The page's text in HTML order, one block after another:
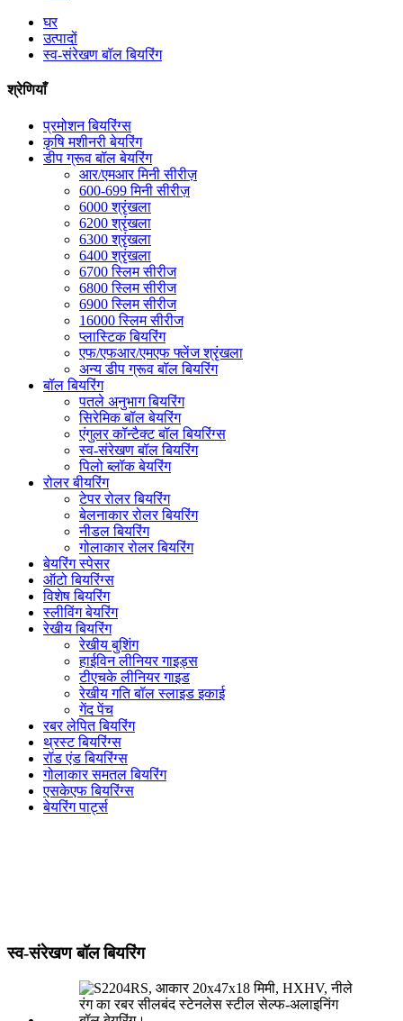
घर
उत्पादों
स्व-संरेखण बॉल बियरिंग
श्रेणियाँ
प्रमोशन बियरिंग्स
कृषि मशीनरी बेयरिंग
डीप ग्रूव बॉल बेयरिंग
आर/एमआर मिनी सीरीज़
600-699 मिनी सीरीज़
6000 श्रृंखला
6200 श्रृंखला
6300 श्रृंखला
6400 श्रृंखला
6700 स्लिम सीरीज
6800 स्लिम सीरीज
6900 स्लिम सीरीज
16000 स्लिम सीरीज
प्लास्टिक बियरिंग
एफ/एफआर/एमएफ फ्लेंज श्रृंखला
अन्य डीप ग्रूव बॉल बियरिंग
बॉल बियरिंग
पतले अनुभाग बियरिंग
सिरेमिक बॉल बेयरिंग
एंगुलर कॉन्टैक्ट बॉल बियरिंग्स
स्व-संरेखण बॉल बियरिंग
पिलो ब्लॉक बेयरिंग
रोलर बीयरिंग
टेपर रोलर बियरिंग
बेलनाकार रोलर बियरिंग
नीडल बियरिंग
गोलाकार रोलर बियरिंग
बेयरिंग स्पेसर
ऑटो बियरिंग्स
विशेष बियरिंग
स्लीविंग बेयरिंग
रेखीय बियरिंग
रेखीय बुशिंग
हाईविन लीनियर गाइड्स
टीएचके लीनियर गाइड
रेखीय गति बॉल स्लाइड इकाई
गेंद पेंच
रबर लेपित बियरिंग
थ्रस्ट बियरिंग्स
रॉड एंड बियरिंग्स
गोलाकार समतल बियरिंग
एसकेएफ बियरिंग्स
बेयरिंग पार्ट्स
स्व-संरेखण बॉल बियरिंग